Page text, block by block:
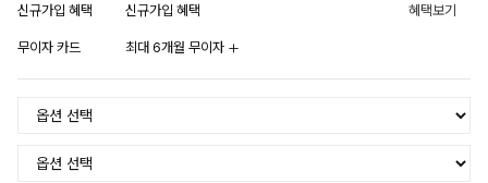
신규가입 혜택 신규가입 혜택 혜택보기
무이자 카드 최대 6개월 무이자